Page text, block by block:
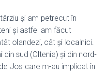
și am petrecut în
și astfel am făcut
olandezi, cât și localnici.
sud (Oltenia) și din nord-
Jos care m-au implicat în